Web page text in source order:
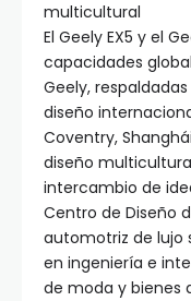
multicultural
El Geely EX5 y el
capacidades
Geely,
diseño
Coventry,
diseño
intercambio de
Centro de Diseño
automotriz de lujo
en ingeniería e
de moda y bienes